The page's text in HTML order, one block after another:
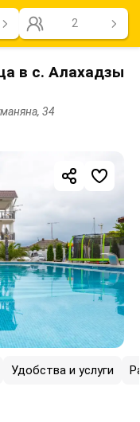
2
в с. Алахадзы
34
Удобства и услуги